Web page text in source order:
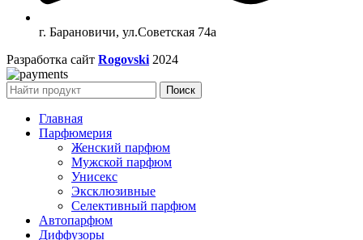
г. Барановичи, ул.Советская 74а
Разработка сайт Rogovski 2024
Поиск
Главная
Парфюмерия
Женский парфюм
Мужской парфюм
Унисекс
Эксклюзивные
Селективный парфюм
Автопарфюм
Диффузоры